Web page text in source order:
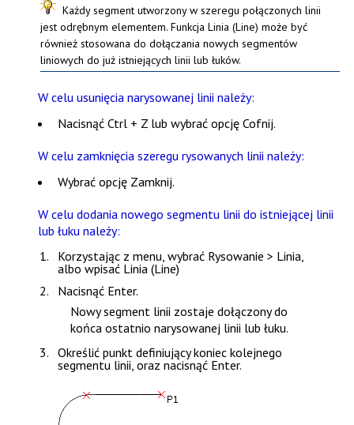
Każdy segment utworzony w szeregu połączonych linii
jest odrębnym elementem. FunkcjaLinia (Line) może być
również stosowana do dołączania nowych segmentów
liniowych do już istniejących linii lub łuków.
W celu usunięcia narysowanej linii należy:
NacisnąćCtrl + Z lub wybrać opcjęCofnij.
W celu zamknięcia szeregu rysowanych linii należy:
Wybrać opcję Zamknij.
W celu dodania nowego segmentu linii do istniejącej linii
lub łuku należy:
Korzystając z menu, wybrać Rysowanie > Linia,
albo wpisać Linia (Line)
Nacisnąć Enter.
Nowy segment linii zostaje dołączony do
końca ostatnio narysowanej linii lub łuku.
Określić punkt definiujący koniec kolejnego
segmentu linii, oraz nacisnąć Enter.